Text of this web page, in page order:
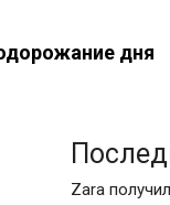
дня
Zara